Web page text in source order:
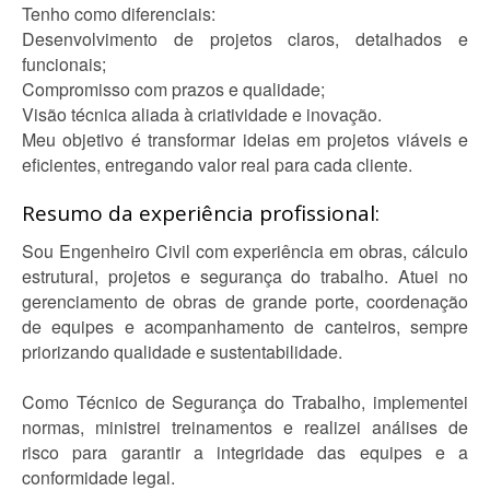
Tenho como diferenciais:
Desenvolvimento de projetos claros, detalhados e
funcionais;
Compromisso com prazos e qualidade;
Visão técnica aliada à criatividade e inovação.
Meu objetivo é transformar ideias em projetos viáveis e
eficientes, entregando valor real para cada cliente.
Resumo da experiência profissional:
Sou Engenheiro Civil com experiência em obras, cálculo
estrutural, projetos e segurança do trabalho. Atuei no
gerenciamento de obras de grande porte, coordenação
de equipes e acompanhamento de canteiros, sempre
priorizando qualidade e sustentabilidade.
Como Técnico de Segurança do Trabalho, implementei
normas, ministrei treinamentos e realizei análises de
risco para garantir a integridade das equipes e a
conformidade legal.